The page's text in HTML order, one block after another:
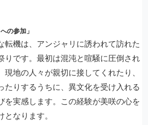
の参加」
転機は、アンジャリに誘われて訪れた
りです。最初は混沌と喧騒に圧倒され
現地の人々が親切に接してくれたり、
たりするうちに、異文化を受け入れる
を実感します。この経験が美咲の心を
なります。